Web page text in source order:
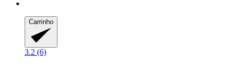
Carrinho
3.2 (6)